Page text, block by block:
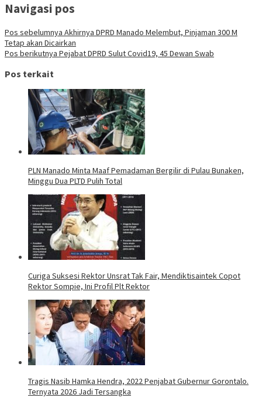
Navigasi pos
Pos sebelumnya Akhirnya DPRD Manado Melembut, Pinjaman 300 M
Tetap akan Dicairkan
Pos berikutnya Pejabat DPRD Sulut Covid19, 45 Dewan Swab
Pos terkait
PLN Manado Minta Maaf Pemadaman Bergilir di Pulau Bunaken,
Minggu Dua PLTD Pulih Total
Curiga Suksesi Rektor Unsrat Tak Fair, Mendiktisaintek Copot
Rektor Sompie, Ini Profil Plt Rektor
Tragis Nasib Hamka Hendra, 2022 Penjabat Gubernur Gorontalo.
Ternyata 2026 Jadi Tersangka